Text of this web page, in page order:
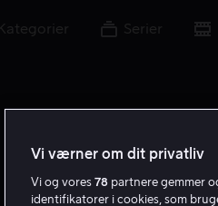
Kategorier Serier
Vi værner om dit privatliv
Vi og vores 78 partnere gemmer
identifikatorer i cookies, som